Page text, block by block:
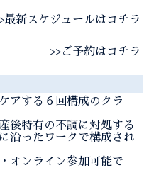
最新スケジュールはコチラ
>>ご予約はコチラ
アする６回構成のクラ
後特有の不調に対処する
沿ったワークで構成され
オンライン参加可能で